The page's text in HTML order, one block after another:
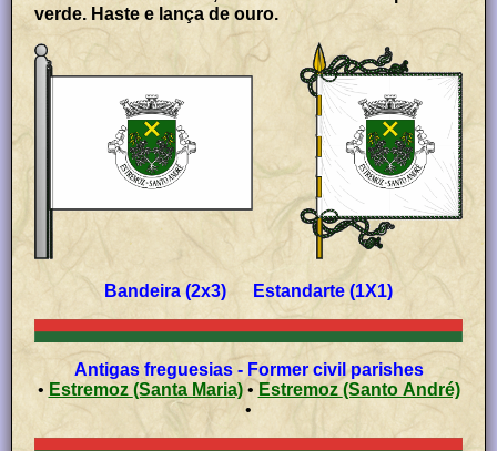
verde. Haste e lança de ouro.
Bandeira (2x3) Estandarte (1X1)
Antigas freguesias - Former civil parishes
•
Estremoz (Santa Maria)•
Estremoz (Santo André)
•